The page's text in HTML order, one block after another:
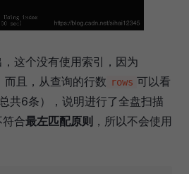
这个没有使用索引，因为
而且，从查询的行数 rows 可以看
共6条），说明进行了全盘扫描
合最左匹配原则 ，所以不会使用